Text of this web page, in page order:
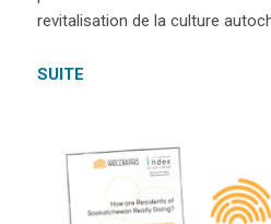
revitalisation de la culture
SUITE